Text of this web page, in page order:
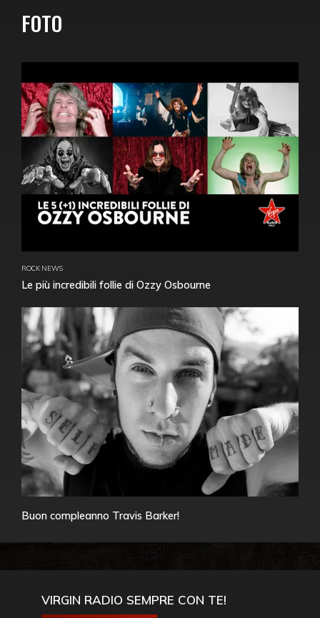
FOTO
ROCK NEWS
Le più incredibili follie di Ozzy Osbourne
Buon compleanno Travis Barker!
VIRGIN RADIO SEMPRE CON TE!